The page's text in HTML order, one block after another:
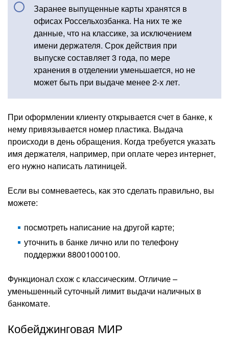
Заранее выпущенные карты хранятся в
офисах Россельхозбанка. На них те же
данные, что на классике, за исключением
имени держателя. Срок действия при
выпуске составляет 3 года, по мере
хранения в отделении уменьшается, но не
может быть при выдаче менее 2-х лет.
При оформлении клиенту открывается счет в банке, к
нему привязывается номер пластика. Выдача
происходи в день обращения. Когда требуется указать
имя держателя, например, при оплате через интернет,
его нужно написать латиницей.
Если вы сомневаетесь, как это сделать правильно, вы
можете:
посмотреть написание на другой карте;
уточнить в банке лично или по телефону
поддержки 88001000100.
Функционал схож с классическим. Отличие –
уменьшенный суточный лимит выдачи наличных в
банкомате.
Кобейджинговая МИР